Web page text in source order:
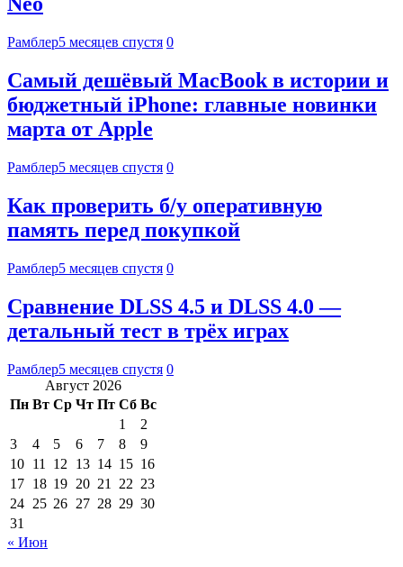
Рамблер5 месяцев спустя 0
Самый дешёвый MacBook в истории и
бюджетный iPhone: главные новинки
марта от Apple
Рамблер5 месяцев спустя 0
Как проверить б/у оперативную
память перед покупкой
Рамблер5 месяцев спустя 0
Сравнение DLSS 4.5 и DLSS 4.0 —
детальный тест в трёх играх
Рамблер5 месяцев спустя 0
Август 2026
Пн Вт Ср Чт Пт Сб Вс
1
2
3
4 5 6 7 8
9
10 11 12 13 14 15 16
17 18 19 20 21 22 23
24 25 26 27 28 29 30
31
« Июн